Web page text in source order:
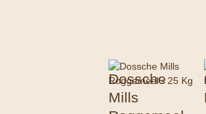
Dossche
Mills